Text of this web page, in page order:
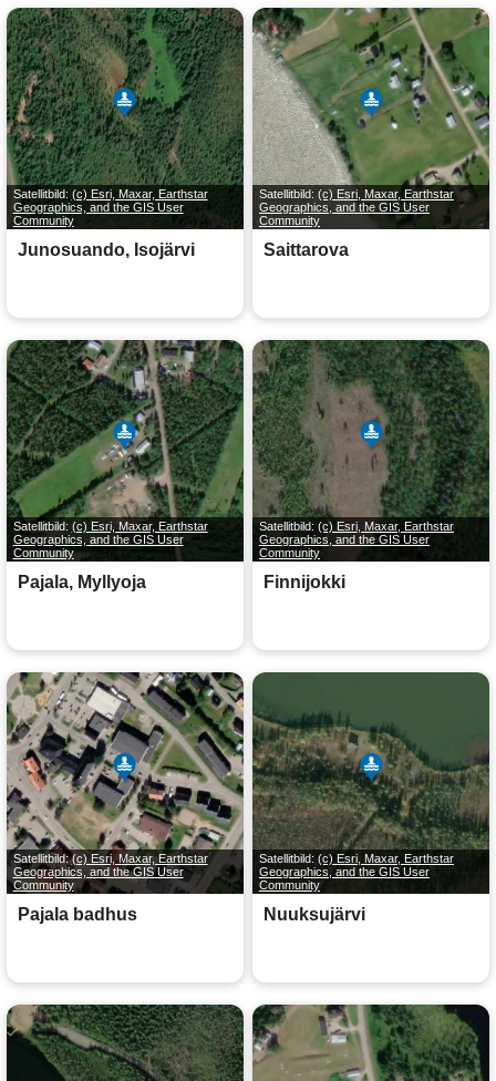
Satellitbild: (c) Esri, Maxar, Earthstar
Geographics, and the GIS User
Community
Junosuando, Isojärvi
Satellitbild: (c) Esri, Maxar, Earthstar
Geographics, and the GIS User
Community
Saittarova
Satellitbild: (c) Esri, Maxar, Earthstar
Geographics, and the GIS User
Community
Pajala, Myllyoja
Satellitbild: (c) Esri, Maxar, Earthstar
Geographics, and the GIS User
Community
Finnijokki
Satellitbild:(c) Esri, Maxar, Earthstar
Geographics, and the GIS User
Community
Pajala badhus
Satellitbild: (c) Esri, Maxar, Earthstar
Geographics, and the GIS User
Community
Nuuksujärvi